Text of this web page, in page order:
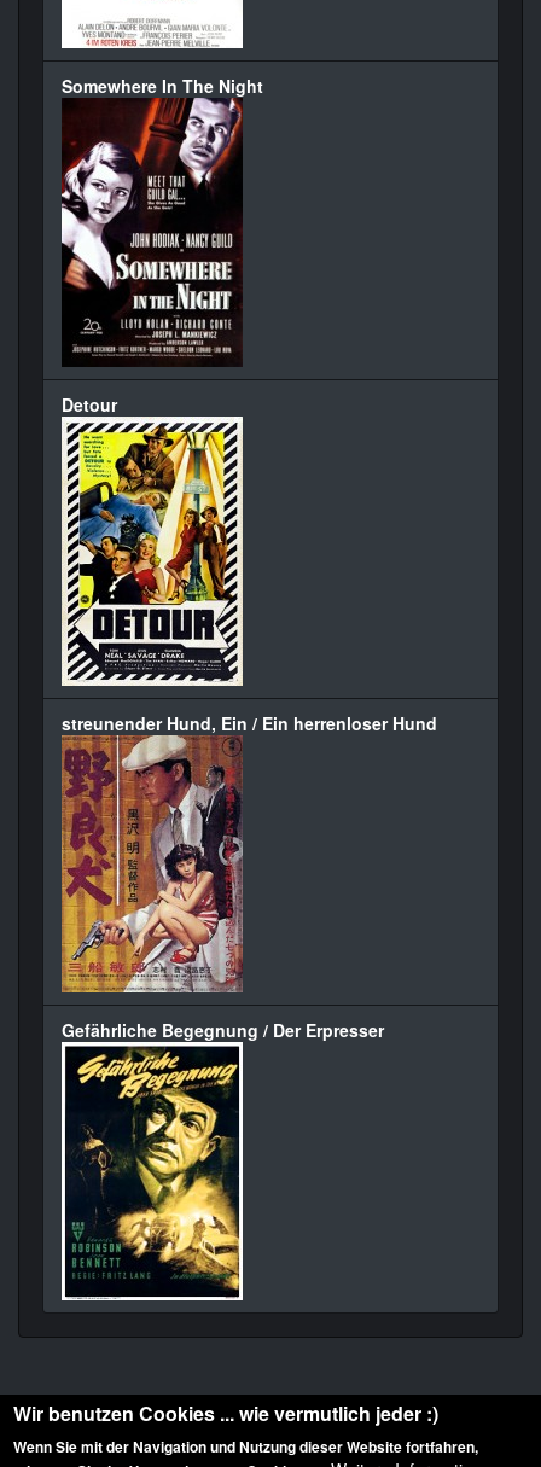
Somewhere In The Night
Detour
streunender Hund, Ein / Ein herrenloser Hund
Gefährliche Begegnung / Der Erpresser
Wir benutzen Cookies ... wie vermutlich jeder :)
Wenn Sie mit der Navigation und Nutzung dieser Website fortfahren,